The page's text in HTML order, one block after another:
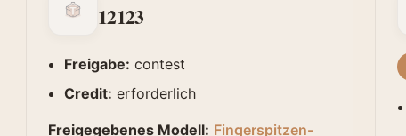
12123
Freigabe: contest
Credit: erforderlich
Freigegebenes Modell: Fingerspitzen-